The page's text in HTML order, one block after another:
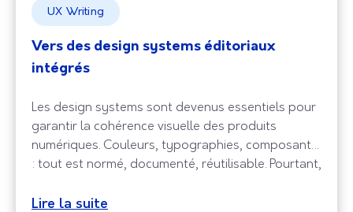
UX Writing
Vers des design systems éditoriaux
intégrés
Les design systems sont devenus essentiels pour
garantir la cohérence visuelle des produits
numériques. Couleurs, typographies, composants
: tout est normé, documenté, réutilisable. Pourtant,
langage. Les mots, eux aussi, façonnent
Lire la suite